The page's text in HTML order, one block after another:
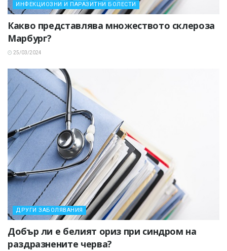
ИНФЕКЦИОЗНИ И ПАРАЗИТНИ БОЛЕСТИ
Какво представлява множеството склероза
Марбург?
25/03/2024
ДРУГИ ЗАБОЛЯВАНИЯ
Добър ли е белият ориз при синдром на
раздразнените черва?